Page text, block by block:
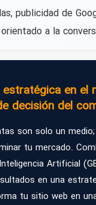
publicidad de
a la
estratégica en el
decisión del
son solo un
tu mercado.
Artificial
en una
tu sitio web en